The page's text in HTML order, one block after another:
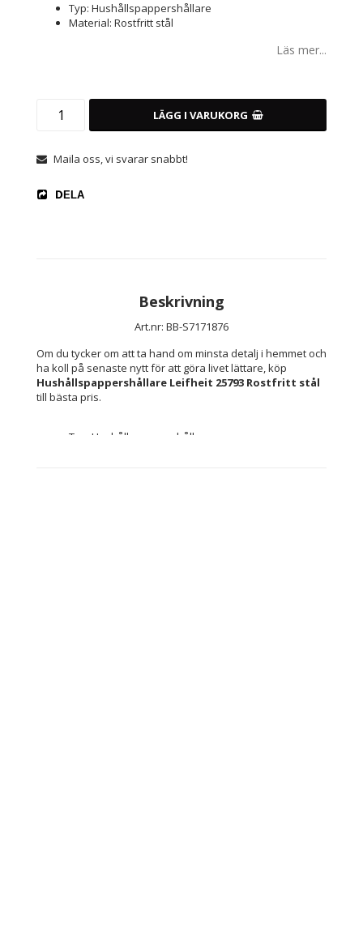
Typ: Hushållspappershållare
Material: Rostfritt stål
Läs mer...
LÄGG I VARUKORG
Maila oss, vi svarar snabbt!
DELA
Beskrivning
Art.nr: BB-S7171876
Om du tycker om att ta hand om minsta detalj i hemmet och
Hushållspappershållare Leifheit 25793 Rostfritt stål
till bästa pris.
Typ: Hushållspappershållare